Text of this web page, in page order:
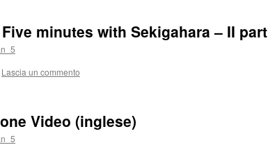
minutes with Sekigahara – II part
Lascia un commento
Video (inglese)